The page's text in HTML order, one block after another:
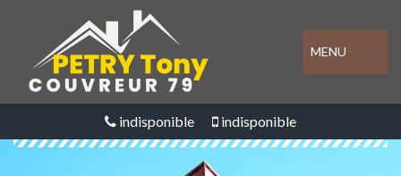
MENU
indisponible indisponible